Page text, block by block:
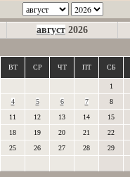
август 2026
ВТ СР ЧТ ПТ СБ
1
4 5 6 7 8
11 12 13 14 15
18 19 20 21 22
25 26 27 28 29